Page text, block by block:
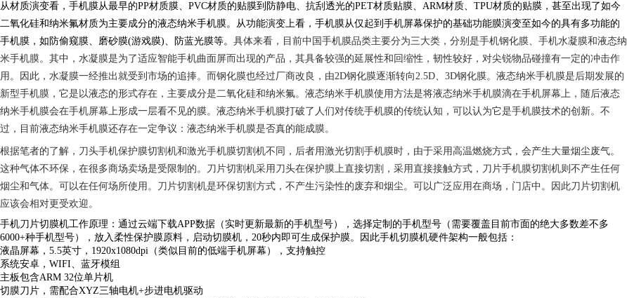
从材质演变看，手机膜从最早的PP材质膜、PVC材质的贴膜到防静电、抗刮透光的PET材质贴膜、ARM材质、TPU材质的贴膜，甚至出现了如今
二氧化硅和纳米氟材质为主要成分的液态纳米手机膜。从功能演变上看，手机膜从仅起到手机屏幕保护的基础功能膜演变至如今的具有多功能的
手机膜，如防偷窥膜、磨砂膜(游戏膜)、防蓝光膜等。 具体来看，目前中国手机膜品类主要分为三大类，分别是手机钢化膜、手机水凝膜和液态纳
米手机膜。其中，水凝膜是为了适应智能手机曲面屏而出现的产品，其具备较强的延展性和回缩性，韧性较好，对尖锐物品碰撞有一定的冲击作
用。因此，水凝膜一经推出就受到市场的追捧。而钢化膜也经过厂商改良，由2D钢化膜逐渐转向2.5D、3D钢化膜。液态纳米手机膜是后期发展的
新型手机膜，它是以液态的形式存在，主要成分是二氧化硅和纳米氟。液态纳米手机膜使用方法是将液态纳米手机膜滴在手机屏幕上，随后液态
纳米手机膜会在手机屏幕上形成一层看不见的膜。液态纳米手机膜打破了人们对传统手机膜的传统认知，可以认为它是手机膜技术的创新。不
过，目前液态纳米手机膜还存在一定争议：液态纳米手机膜是否真的能成膜。
根据笔者的了解 ，刀头手机保护膜切割机和激光手机膜切割机不同，后者用激光切割手机膜时，由于采用高温燃烧方式，会产生大量烟尘废气。
这种气体不环保，在很多商场卖场是受限制的。刀片切割机采用刀头在保护膜上直接切割，采用直接接触方式，刀片手机膜切割机则不产生任何
烟尘和气体。可以在任何场所使用。刀片切割机是环保切割方式，不产生污染性的废弃和烟尘。可以广泛应用在商场，门店中。因此刀片切割机
应该会相对更受欢迎。
手机刀片切膜机工作原理：通过云端下载APP数据（实时更新最新的手机型号），选择定制的手机型号（需要覆盖目前市面的绝大多数差不多
6000+种手机型号），放入柔性保护膜原料，启动切膜机， 20秒内即可生成保护膜。因此手机切膜机硬件架构一般包括：
液晶屏幕 ， 5.5英寸 ， 1920x1080dpi （类似目前的低端手机屏幕），支持触控
系统安卓 ， WIFI、 蓝牙模组
主板包含ARM 32位单片机
切膜刀片 ， 需配合XYZ三轴电机+步进电机驱动